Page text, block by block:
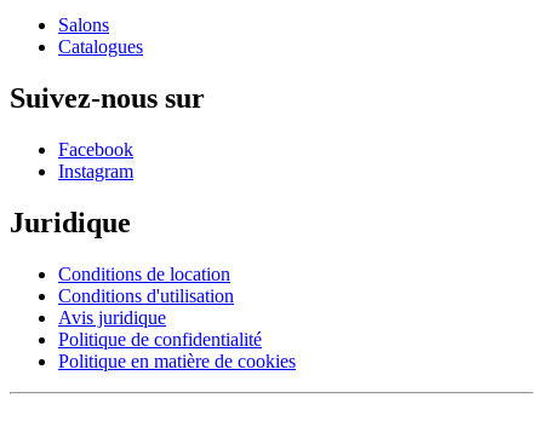
Salons
Catalogues
Suivez-nous sur
Facebook
Instagram
Juridique
Conditions de location
Conditions d'utilisation
Avis juridique
Politique de confidentialité
Politique en matière de cookies